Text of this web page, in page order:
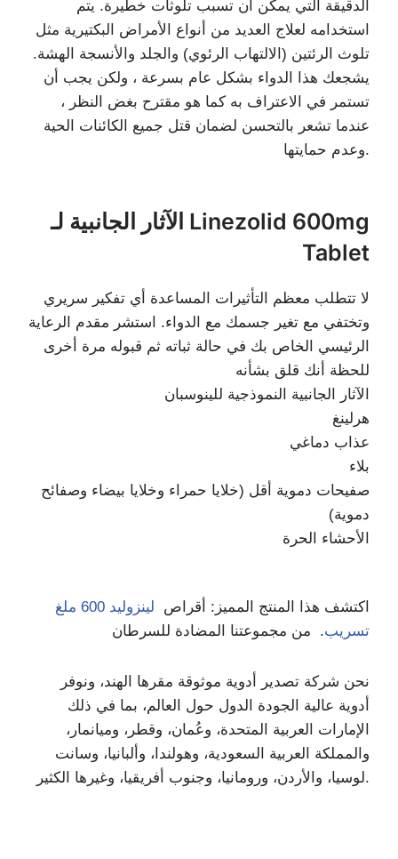
الدقيقة التي يمكن أن تسبب تلوثات خطيرة. يتم
استخدامه لعلاج العديد من أنواع الأمراض البكتيرية مثل
تلوث الرئتين (الالتهاب الرئوي) والجلد والأنسجة الهشة.
يشجعك هذا الدواء بشكل عام بسرعة ، ولكن يجب أن
تستمر في الاعتراف به كما هو مقترح بغض النظر ،
عندما تشعر بالتحسن لضمان قتل جميع الكائنات الحية
وعدم حمايتها.
الآثار الجانبية لـ Linezolid 600mg
Tablet
لا تتطلب معظم التأثيرات المساعدة أي تفكير سريري
وتختفي مع تغير جسمك مع الدواء. استشر مقدم الرعاية
الرئيسي الخاص بك في حالة ثباته ثم قبوله مرة أخرى
للحظة أنك قلق بشأنه
الآثار الجانبية النموذجية للينوسبان
هرلينغ
عذاب دماغي
بلاء
صفيحات دموية أقل (خلايا حمراء وخلايا بيضاء وصفائح
دموية)
الأحشاء الحرة
اكتشف هذا المنتج المميز: أقراص
لينزوليد 600 ملغ
تسريب. من مجموعتنا المضادة للسرطان
نحن شركة تصدير أدوية موثوقة مقرها الهند، ونوفر
أدوية عالية الجودة الدول حول العالم، بما في ذلك
الإمارات العربية المتحدة، وعُمان، وقطر، وميانمار،
والمملكة العربية السعودية، وهولندا، وألبانيا، وسانت
لوسيا، والأردن، ورومانيا، وجنوب أفريقيا، وغيرها الكثير.